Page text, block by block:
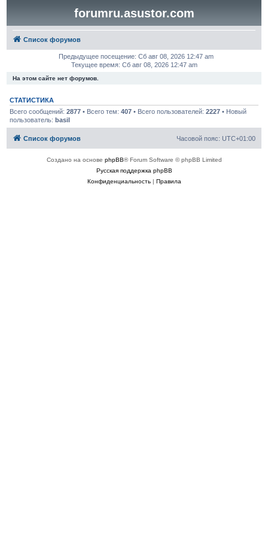
forumru.asustor.com
Список форумов
Предыдущее посещение: Сб авг 08, 2026 12:47 am
Текущее время: Сб авг 08, 2026 12:47 am
На этом сайте нет форумов.
СТАТИСТИКА
Всего сообщений: 2877• Всего тем: 407• Всего пользователей: 2227• Новый
пользователь: basil
Список форумов Часовой пояс: UTC+01:00
Создано на основе phpBB® Forum Software © phpBB Limited
Русская поддержка phpBB
Конфиденциальность| Правила